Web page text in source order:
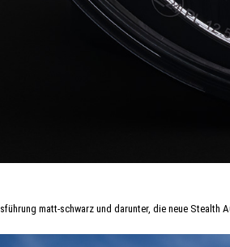
matt-schwarz und darunter, die neue Stealth